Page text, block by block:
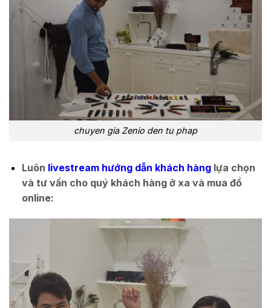
chuyen gia Zenio den tu phap
Luôn livestream hướng dẫn khách hàng lựa chọn
và tư vấn cho quý khách hàng ở xa và mua đồ
online: